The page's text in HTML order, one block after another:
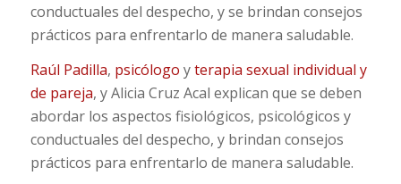
conductuales del despecho, y se brindan consejos
prácticos para enfrentarlo de manera saludable.
Raúl Padilla, psicólogo yterapia sexual individual y
de pareja, y Alicia Cruz Acal explican que se deben
abordar los aspectos fisiológicos, psicológicos y
conductuales del despecho, y brindan consejos
prácticos para enfrentarlo de manera saludable.